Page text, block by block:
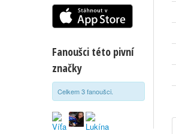
Fanoušci této pivní
značky
Celkem 3 fanoušci.